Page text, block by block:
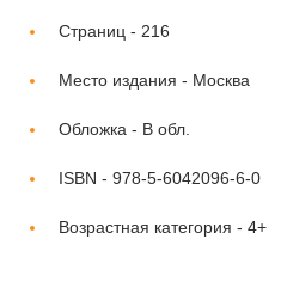
Страниц - 216
Место издания - Москва
Обложка - В обл.
ISBN - 978-5-6042096-6-0
Возрастная категория - 4+